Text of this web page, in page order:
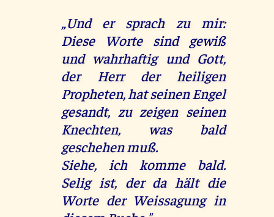
„Und er sprach zu mir:
Diese Worte sind gewiß
und wahrhaftig und Gott,
der Herr der heiligen
Propheten, hat seinen Engel
gesandt, zu zeigen seinen
Knechten, was bald
geschehen muß.
Siehe, ich komme bald.
Selig ist, der da hält die
Worte der Weissagung in